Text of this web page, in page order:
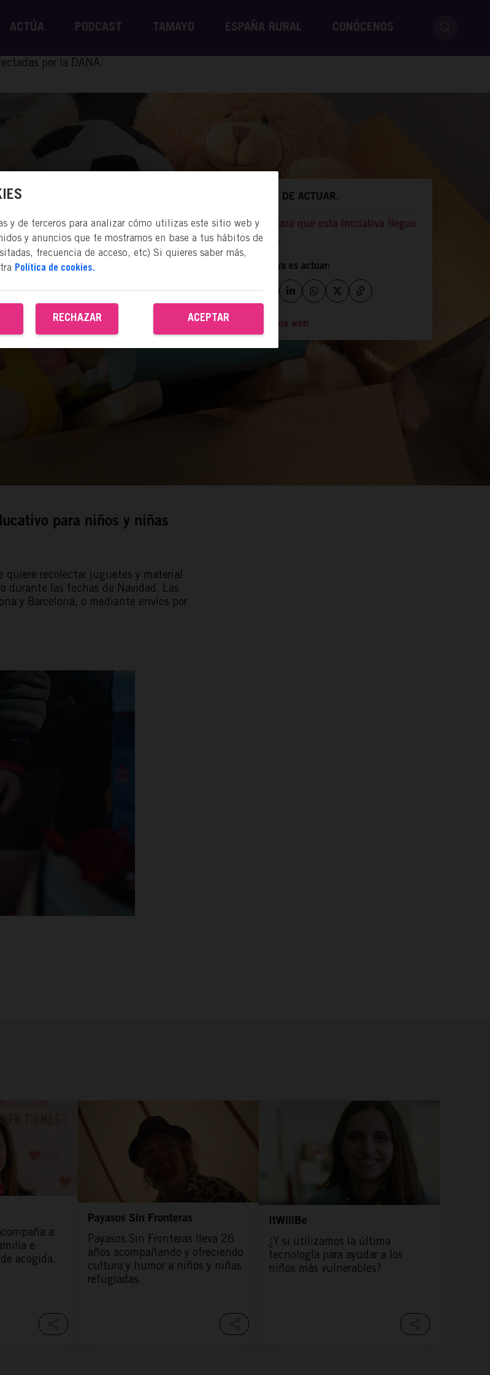
ACTÚA PODCAST TAMAYO ESPAÑA RURAL CONÓCENOS
por la DANA.
MANERAS DE ACTUAR.
Difunde para que esta iniciativa llegue
más lejos.
Compartir ya es actuar:
Ir a la página web
para niños y niñas
quiere recolectar juguetes y material
durante las fechas de Navidad. Las
y Barcelona, o mediante envíos por
a
e
acogida.
Payasos Sin Fronteras
Payasos Sin Fronteras lleva 26
años acompañando y ofreciendo
cultura y humor a niños y niñas
refugiadas.
ItWillBe
¿Y si utilizamos la última
tecnología para ayudar a los
niños más vulnerables?
y de terceros para analizar cómo utilizas este sitio web y
y anuncios que te mostramos en base a tus hábitos de
frecuencia de acceso, etc) Si quieres saber más,
Política de cookies.
RECHAZAR ACEPTAR